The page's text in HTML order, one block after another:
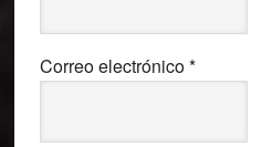
Correo electrónico*